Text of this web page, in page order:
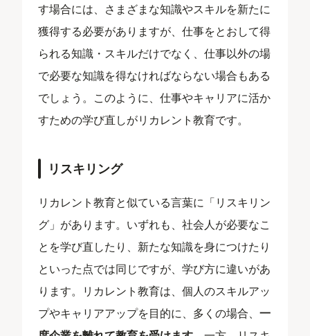
す場合には、さまざまな知識やスキルを新たに
獲得する必要がありますが、仕事をとおして得
られる知識・スキルだけでなく、仕事以外の場
で必要な知識を得なければならない場合もある
でしょう。このように、仕事やキャリアに活か
すための学び直しがリカレント教育です。
リスキリング
リカレント教育と似ている言葉に「リスキリン
グ」があります。いずれも、社会人が必要なこ
とを学び直したり、新たな知識を身につけたり
といった点では同じですが、学び方に違いがあ
ります。リカレント教育は、個人のスキルアッ
プやキャリアアップを目的に、多くの場合、一